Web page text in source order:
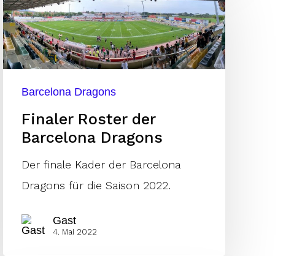
Roster
der
Barcelona
Dragons
Barcelona Dragons
Finaler Roster der
Barcelona Dragons
Der finale Kader der Barcelona
Dragons für die Saison 2022.
Gast
4. Mai 2022